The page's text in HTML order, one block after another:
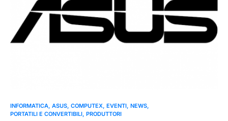
0
INFORMATICA ASUS COMPUTEX EVENTI NEWS
PORTATILI E CONVERTIBILI PRODUTTORI